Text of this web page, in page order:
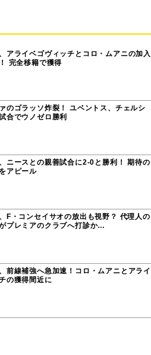
アライベゴヴィッチとコロ・ムアニの加入
完全移籍で獲得
のゴラッソ炸裂！ ユベントス、チェルシ
合でウノゼロ勝利
ニースとの親善試合に2-0と勝利！ 期待の
アピール
F・コンセイサオの放出も視野？ 代理人の
プレミアのクラブへ打診か…
前線補強へ急加速！コロ・ムアニとアライ
の獲得間近に